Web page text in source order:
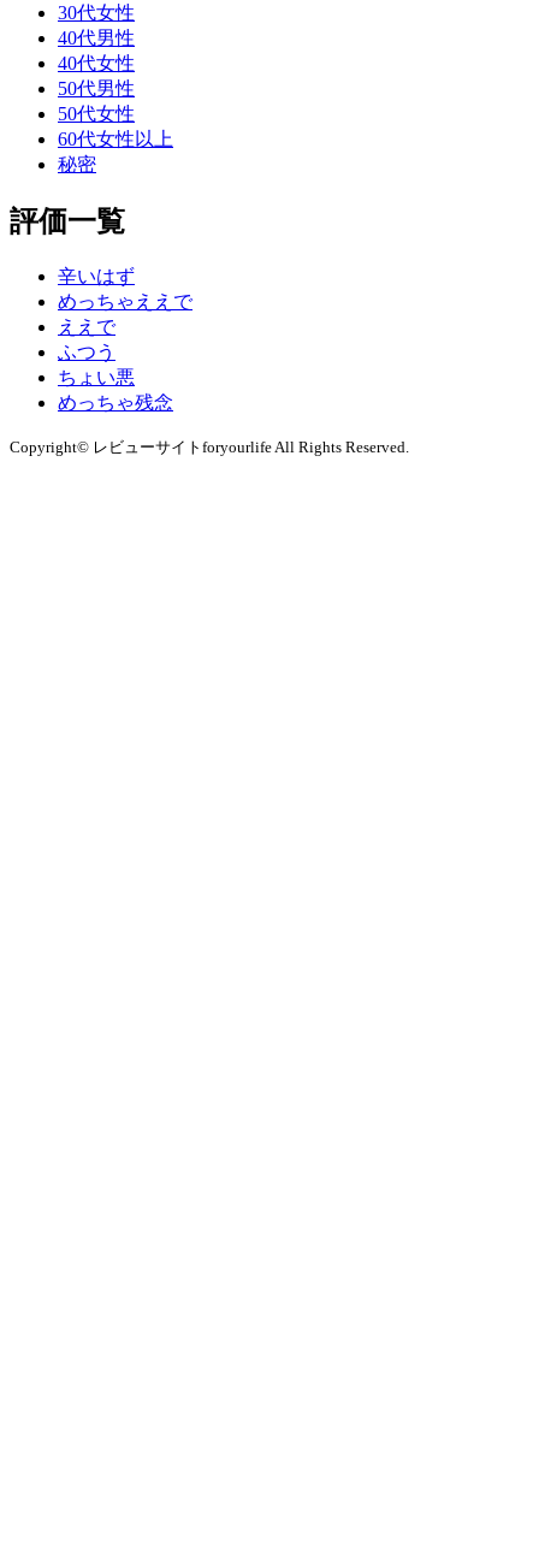
30代女性
40代男性
40代女性
50代男性
50代女性
60代女性以上
秘密
評価一覧
辛いはず
めっちゃええで
ええで
ふつう
ちょい悪
めっちゃ残念
Copyright© レビューサイトforyourlife All Rights Reserved.